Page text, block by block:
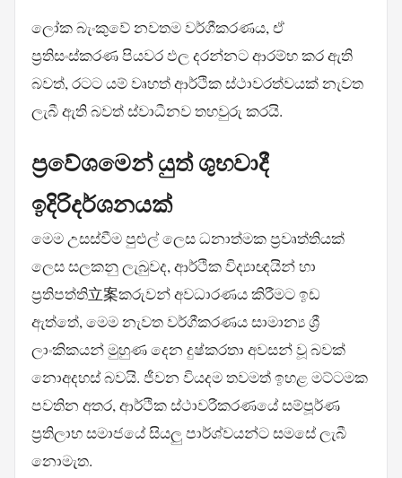
ලෝක බැංකුවේ නවතම වර්ගීකරණය, ඒ
ප්‍රතිසංස්කරණ පියවර ඵල දරන්නට ආරම්භ කර ඇති
බවත්, රටට යම් වෘහත් ආර්ථික ස්ථාවරත්වයක් නැවත
ලැබී ඇති බවත් ස්වාධීනව තහවුරු කරයි.
ප්‍රවේශමෙන් යුත් ශුභවාදී
ඉදිරිදර්ශනයක්
මෙම උසස්වීම පුළුල් ලෙස ධනාත්මක ප්‍රවෘත්තියක්
ලෙස සලකනු ලැබුවද, ආර්ථික විද්‍යාඥයින් හා
ප්‍රතිපත්ති立案කරුවන් අවධාරණය කිරීමට ඉඩ
ඇත්තේ, මෙම නැවත වර්ගීකරණය සාමාන්‍ය ශ්‍රී
ලාංකිකයන් මුහුණ දෙන දුෂ්කරතා අවසන් වූ බවක්
නොඅදහස් බවයි. ජීවන වියදම තවමත් ඉහළ මට්ටමක
පවතින අතර, ආර්ථික ස්ථාවරීකරණයේ සම්පූර්ණ
ප්‍රතිලාභ සමාජයේ සියලු පාර්ශ්වයන්ට සමසේ ලැබී
නොමැත.